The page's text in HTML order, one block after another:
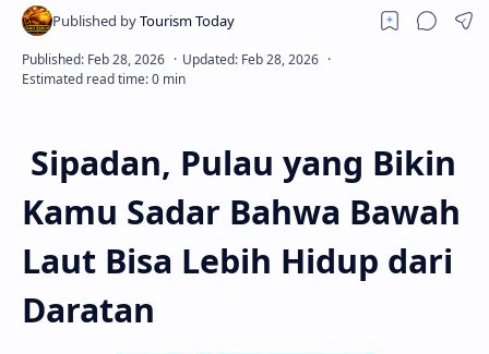
Sipadan, Pulau yang Bikin
Kamu Sadar Bahwa Bawah
Laut Bisa Lebih Hidup dari
Daratan